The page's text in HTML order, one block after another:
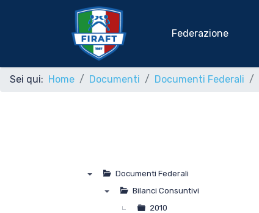
Federazione
Rafting Sportivo
Sei qui: Home Documenti Documenti Federali
Documenti Federali
Bilanci Consuntivi
2010